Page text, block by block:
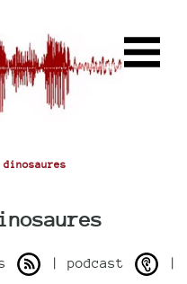
| podcast
|